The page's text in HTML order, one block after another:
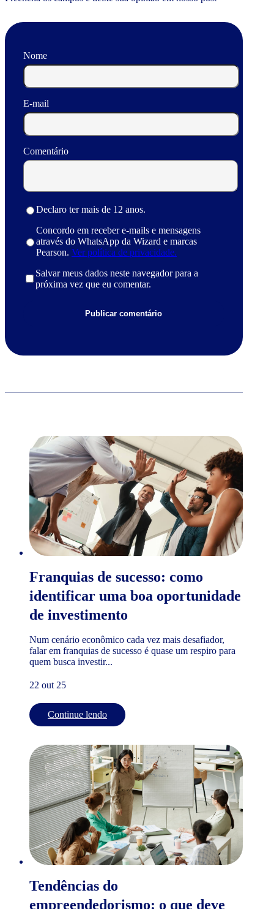
Nome
E-mail
Comentário
Declaro ter mais de 12 anos.
Concordo em receber e-mails e mensagens
através do WhatsApp da Wizard e marcas
Pearson. Ver política de privacidade.
Salvar meus dados neste navegador para a
próxima vez que eu comentar.
Franquias de sucesso: como
identificar uma boa oportunidade
de investimento
Num cenário econômico cada vez mais desafiador,
falar em franquias de sucesso é quase um respiro para
quem busca investir...
22 out 25
Continue lendo
Tendências do
empreendedorismo: o que deve